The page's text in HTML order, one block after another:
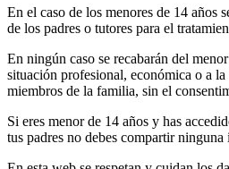
En el caso de los menores de 14 años
de los padres o tutores para el
En ningún caso se recabarán del
situación profesional, económica o a
miembros de la familia, sin el
Si eres menor de 14 años y has
tus padres no debes compartir